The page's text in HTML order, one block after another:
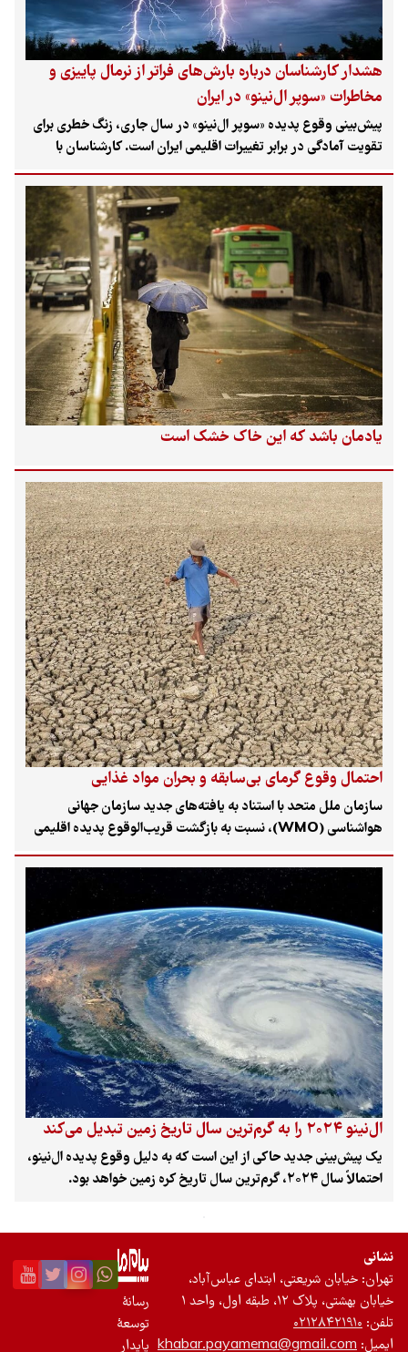
هشدار کارشناسان درباره بارش‌های فراتر از نرمال پاییزی و
مخاطرات «سوپر ال‌نینو» در ایران
پیش‌بینی وقوع پدیده «سوپر ال‌نینو» در سال جاری، زنگ خطری برای
تقویت آمادگی در برابر تغییرات اقلیمی ایران است. کارشناسان با
پیش‌بینی بارش‌های فراتر از نرمال در پاییز امسال، ضمن تأکید بر
لزوم استفاده از این فرصت برای تغذیه منابع آبی، نسبت به مخاطراتی
نظیر آب‌گرفتگی، فرسایش خاک، زمین‌لغزش و ضرورت بازنگری در
الگوهای «توسعه پایدار» کشاورزی هشدار دادند.
یادمان باشد که این خاک خشک است
احتمال وقوع گرمای بی‌سابقه و بحران مواد غذایی
سازمان ملل متحد با استناد به یافته‌های جدید سازمان جهانی
هواشناسی (WMO)، نسبت به بازگشت قریب‌الوقوع پدیده اقلیمی
«ال‌نینو» و پیامدهای ویرانگر آن هشدار داد. بر اساس این گزارش،
احتمال ۸۰ درصدی برای شکل‌گیری این الگو تا پیش از شهریورماه و
تداوم آن تا آبان‌ماه ۱۴۰۵ وجود دارد که می‌تواند رکورد دمای جهانی را
بار دیگر جابه‌جا کرده و بحران‌های محیط‌زیستی و اقتصادی گسترده‌ای
در سطح بین‌المللی ایجاد کند.
ال‌نینو ۲۰۲۴ را به گرم‌ترین سال تاریخ زمین تبدیل می‌کند
یک پیش‌بینی جدید حاکی از این است که به دلیل وقوع پدیده ال‌نینو،
احتمالاً سال ۲۰۲۴، گرم‌ترین سال تاریخ کره زمین خواهد بود.
نشانی
تهران: خیابان شریعتی، ابتدای عباس‌آباد،
خیابان بهشتی، پلاک ۱۲، طبقه اول، واحد ۱
تلفن: ۰۲۱۲۸۴۲۱۹۱۰
ایمیل: khabar.payamema@gmail.com
رسانۀ
توسعۀ
پایدار